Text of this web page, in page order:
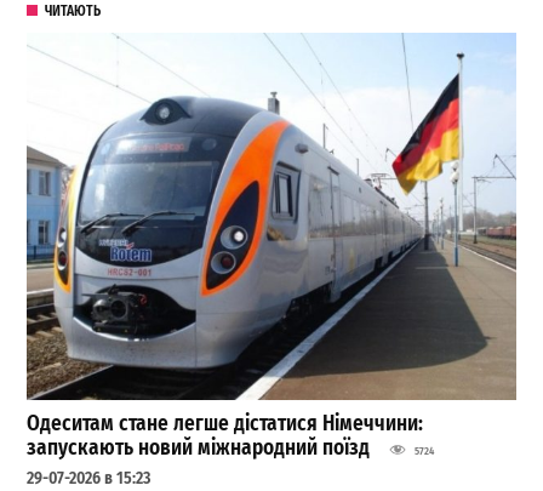
ЧИТАЮТЬ
Одеситам стане легше дістатися Німеччини:
запускають новий міжнародний поїзд
5724
29-07-2026 в 15:23